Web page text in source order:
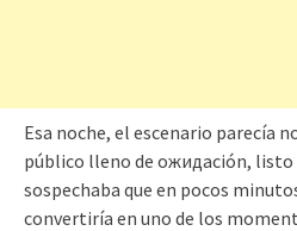
Esa noche, el escenario parecía
público lleno de ожидación, listo
sospechaba que en pocos
convertiría en uno de los